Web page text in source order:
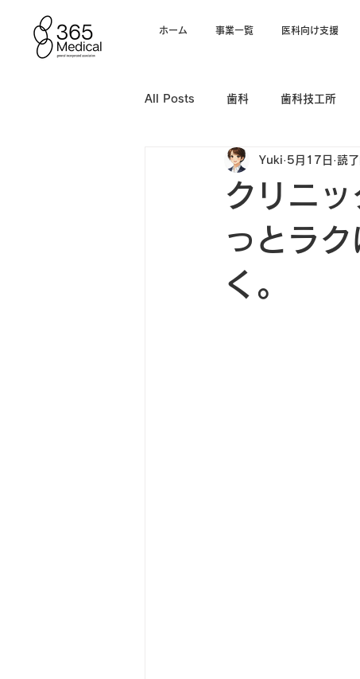
ホーム 事業一覧 医科向け支援
All Posts 歯科 歯科技工所
電子カルテ
クリニ
っとラ
く。
Yuki 5月17日 読